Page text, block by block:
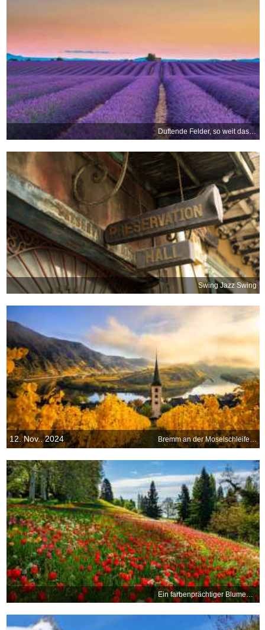
Duftende Felder, so weit das Auge reicht
Swing Jazz Swing
12. Nov.. 2024 Bremm an der Moselschleife, Rheinland-Pfalz
Ein farbenprächtiger Blumenteppich